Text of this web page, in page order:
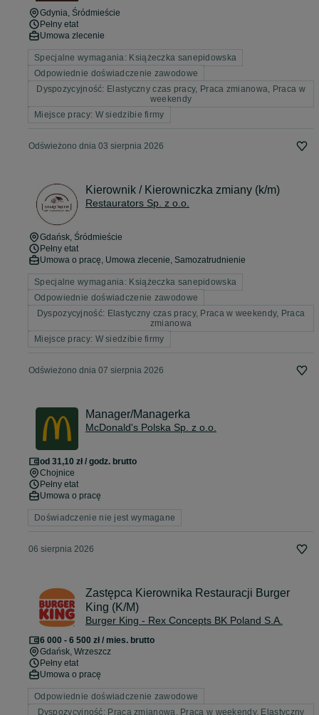
Gdynia, Śródmieście
Pełny etat
Umowa zlecenie
Specjalne wymagania: Książeczka sanepidowska
Odpowiednie doświadczenie zawodowe
Dyspozycyjność: Elastyczny czas pracy, Praca zmianowa, Praca w
weekendy
Miejsce pracy: W siedzibie firmy
Odświeżono dnia 03 sierpnia 2026
Kierownik / Kierowniczka zmiany (k/m)
Restaurators Sp. z o.o.
Gdańsk, Śródmieście
Pełny etat
Umowa o pracę, Umowa zlecenie, Samozatrudnienie
Specjalne wymagania: Książeczka sanepidowska
Odpowiednie doświadczenie zawodowe
Dyspozycyjność: Elastyczny czas pracy, Praca w weekendy, Praca
zmianowa
Miejsce pracy: W siedzibie firmy
Odświeżono dnia 07 sierpnia 2026
Manager/Managerka
McDonald's Polska Sp. z o.o.
od 31,10 zł / godz. brutto
Chojnice
Pełny etat
Umowa o pracę
Doświadczenie nie jest wymagane
06 sierpnia 2026
Zastępca Kierownika Restauracji Burger
King (K/M)
Burger King - Rex Concepts BK Poland S.A.
6 000 - 6 500 zł / mies. brutto
Gdańsk, Wrzeszcz
Pełny etat
Umowa o pracę
Odpowiednie doświadczenie zawodowe
Dyspozycyjność: Praca zmianowa, Praca w weekendy, Elastyczny